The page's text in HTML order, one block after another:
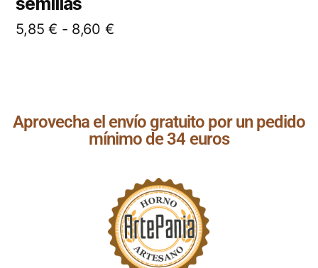
5,85€ - 8,60 €
Aprovecha el envío gratuito por un pedido
mínimo de 34 euros